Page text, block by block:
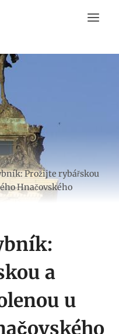
Prožijte rybářskou
Hnačovského
a
u